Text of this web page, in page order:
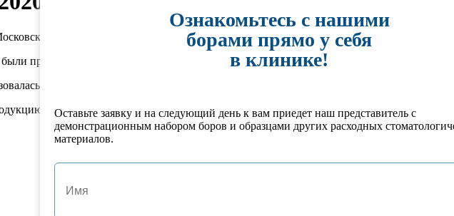
международный стоматологический форум и выставка ДЕНТАЛ САЛОН |
представлены средства индивидуальной защиты всех типов: одноразовые маски,
продукция SSWhite --стоматологические материалы и инструменты высокого
компаний ZIRC, Directa и Crosstex
Ознакомьтесь с нашими
борами прямо у себя
в клинике!
Оставьте заявку и на следующий день к вам приедет наш представитель с
демонстрационным набором боров и образцами других расходных
материалов.